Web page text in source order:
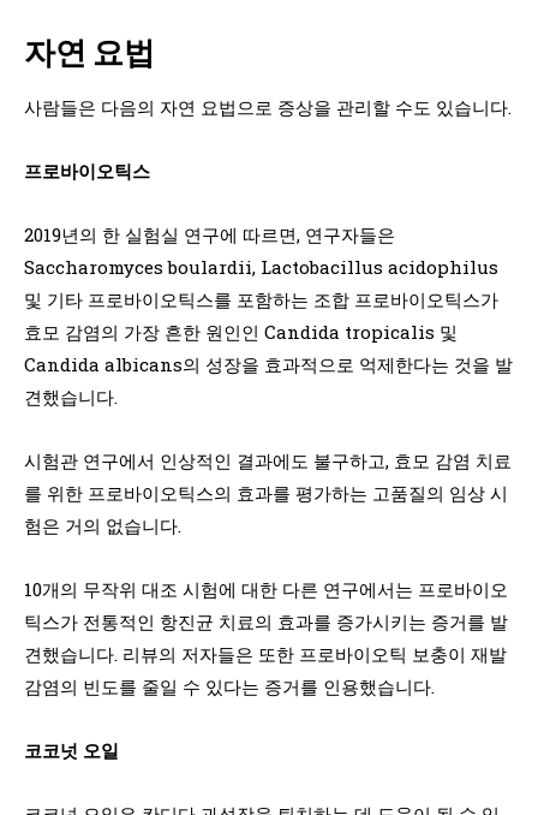
자연 요법
사람들은 다음의 자연 요법으로 증상을 관리할 수도 있습니다.
프로바이오틱스
2019년의 한 실험실 연구에 따르면, 연구자들은
Saccharomyces boulardii, Lactobacillus acidophilus
및 기타 프로바이오틱스를 포함하는 조합 프로바이오틱스가
효모 감염의 가장 흔한 원인인 Candida tropicalis 및
Candida albicans의 성장을 효과적으로 억제한다는 것을 발
견했습니다.
시험관 연구에서 인상적인 결과에도 불구하고, 효모 감염 치료
를 위한 프로바이오틱스의 효과를 평가하는 고품질의 임상 시
험은 거의 없습니다.
10개의 무작위 대조 시험에 대한 다른 연구에서는 프로바이오
틱스가 전통적인 항진균 치료의 효과를 증가시키는 증거를 발
견했습니다. 리뷰의 저자들은 또한 프로바이오틱 보충이 재발
감염의 빈도를 줄일 수 있다는 증거를 인용했습니다.
코코넛 오일